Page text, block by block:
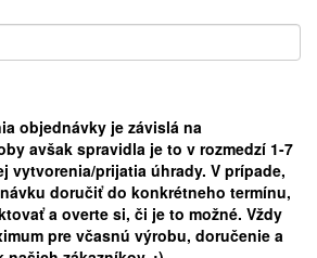
objednávky je závislá na
avšak spravidla je to v rozmedzí 1-7
vytvorenia/prijatia úhrady. V prípade,
doručiť do konkrétneho termínu,
a overte si, či je to možné. Vždy
pre včasnú výrobu, doručenie a